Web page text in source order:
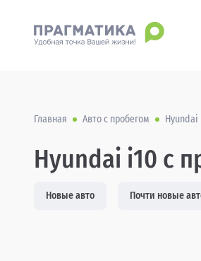
Главная Авто с пробегом Hyundai
Hyundai i10 с
Новые авто Почти новые